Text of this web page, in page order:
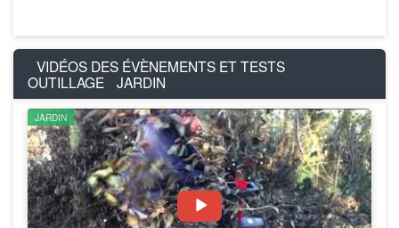
VIDÉOS DES ÉVÈNEMENTS ET TESTS
OUTILLAGE
JARDIN
JARDIN JARDIN